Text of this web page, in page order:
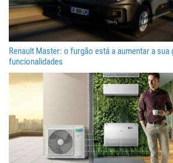
Renault Master: o furgão está a aumentar a sua
funcionalidades